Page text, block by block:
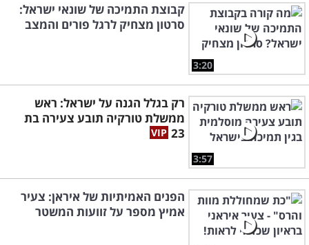
3:20
קבוצת התמיכה של שונאי ישראל:
סרטון מצחיק לרגל פורים והמצב
3:57
רק בגלל הגנה על ישראל: ראש
ממשלת טורקיה תובע צעירה בת
23
הפנים האמיתיות של איראן: צעיר
אמיץ מספר על זוועות המשטר